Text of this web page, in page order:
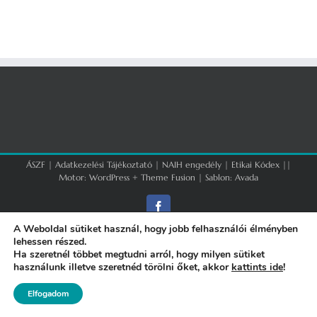
ÁSZF | Adatkezelési Tájékoztató | NAIH engedély | Etikai Kódex ||
Motor: WordPress + Theme Fusion | Sablon: Avada
Facebook
A Weboldal sütiket használ, hogy jobb felhasználói élményben
lehessen részed.
Ha szeretnél többet megtudni arról, hogy milyen sütiket
használunk illetve szeretnéd törölni őket, akkor kattints ide!
Elfogadom